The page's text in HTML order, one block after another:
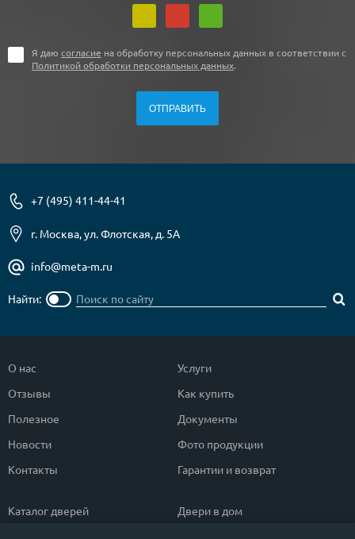
Я даю согласие на обработку персональных данных в соответствии с
Политикой обработки персональных данных.
+7 (495) 411-44-41
г. Москва, ул. Флотская, д. 5А
info@meta-m.ru
Найти:
О нас
Отзывы
Полезное
Новости
Контакты
Услуги
Как купить
Документы
Фото продукции
Гарантии и возврат
Каталог дверей
Двери в дом